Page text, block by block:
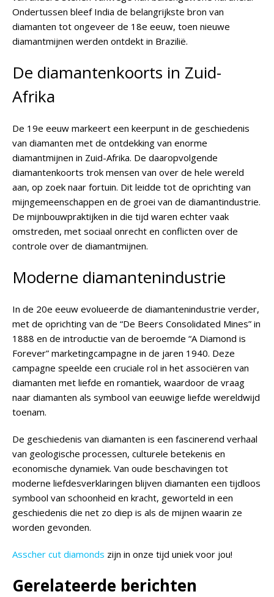
Ondertussen bleef India de belangrijkste bron van
diamanten tot ongeveer de 18e eeuw, toen nieuwe
diamantmijnen werden ontdekt in Brazilië.
De diamantenkoorts in Zuid-
Afrika
De 19e eeuw markeert een keerpunt in de geschiedenis
van diamanten met de ontdekking van enorme
diamantmijnen in Zuid-Afrika. De daaropvolgende
diamantenkoorts trok mensen van over de hele wereld
aan, op zoek naar fortuin. Dit leidde tot de oprichting van
mijngemeenschappen en de groei van de diamantindustrie.
De mijnbouwpraktijken in die tijd waren echter vaak
omstreden, met sociaal onrecht en conflicten over de
controle over de diamantmijnen.
Moderne diamantenindustrie
In de 20e eeuw evolueerde de diamantenindustrie verder,
met de oprichting van de “De Beers Consolidated Mines” in
1888 en de introductie van de beroemde “A Diamond is
Forever” marketingcampagne in de jaren 1940. Deze
campagne speelde een cruciale rol in het associëren van
diamanten met liefde en romantiek, waardoor de vraag
naar diamanten als symbool van eeuwige liefde wereldwijd
toenam.
De geschiedenis van diamanten is een fascinerend verhaal
van geologische processen, culturele betekenis en
economische dynamiek. Van oude beschavingen tot
moderne liefdesverklaringen blijven diamanten een tijdloos
symbool van schoonheid en kracht, geworteld in een
geschiedenis die net zo diep is als de mijnen waarin ze
worden gevonden.
Asscher cut diamonds zijn in onze tijd uniek voor jou!
Gerelateerde berichten